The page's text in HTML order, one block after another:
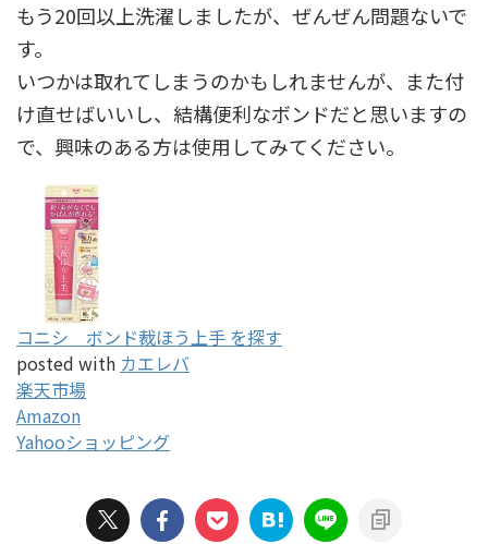
もう20回以上洗濯しましたが、ぜんぜん問題ないで
す。
いつかは取れてしまうのかもしれませんが、また付
け直せばいいし、結構便利なボンドだと思いますの
で、興味のある方は使用してみてください。
コニシ ボンド裁ほう上手 を探す
posted with カエレバ
楽天市場
Amazon
Yahooショッピング